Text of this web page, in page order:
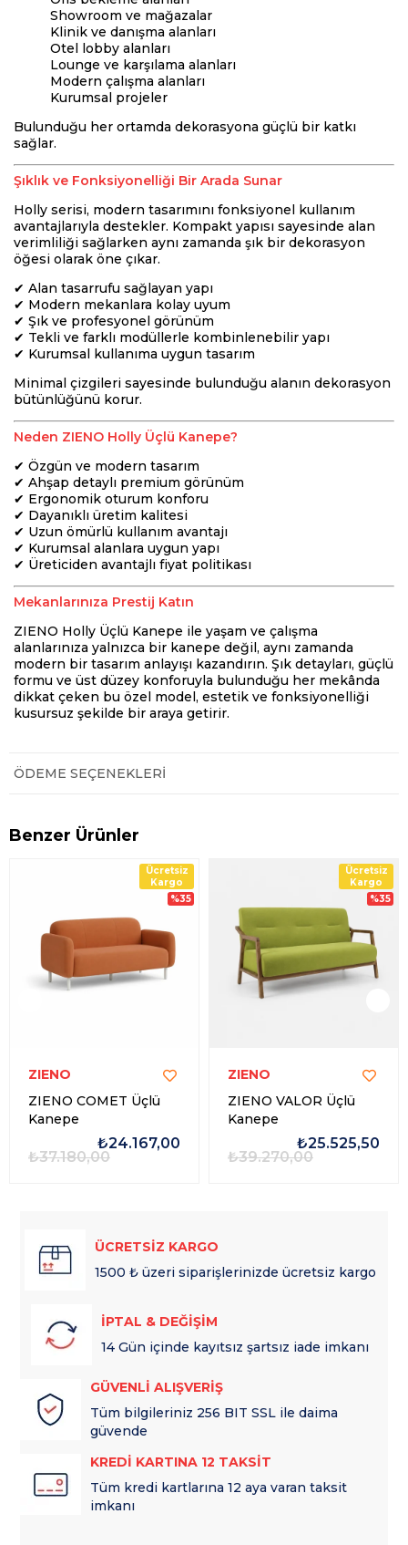
Showroom ve mağazalar
Klinik ve danışma alanları
Otel lobby alanları
Lounge ve karşılama alanları
Modern çalışma alanları
Kurumsal projeler
Bulunduğu her ortamda dekorasyona güçlü bir katkı
sağlar.
Şıklık ve Fonksiyonelliği Bir Arada Sunar
Holly serisi, modern tasarımını fonksiyonel kullanım
avantajlarıyla destekler. Kompakt yapısı sayesinde alan
verimliliği sağlarken aynı zamanda şık bir dekorasyon
öğesi olarak öne çıkar.
✔ Alan tasarrufu sağlayan yapı
✔ Modern mekanlara kolay uyum
✔ Şık ve profesyonel görünüm
✔ Tekli ve farklı modüllerle kombinlenebilir yapı
✔ Kurumsal kullanıma uygun tasarım
Minimal çizgileri sayesinde bulunduğu alanın dekorasyon
bütünlüğünü korur.
Neden ZIENO Holly Üçlü Kanepe?
✔ Özgün ve modern tasarım
✔ Ahşap detaylı premium görünüm
✔ Ergonomik oturum konforu
✔ Dayanıklı üretim kalitesi
✔ Uzun ömürlü kullanım avantajı
✔ Kurumsal alanlara uygun yapı
✔ Üreticiden avantajlı fiyat politikası
Mekanlarınıza Prestij Katın
ZIENO Holly Üçlü Kanepe ile yaşam ve çalışma
alanlarınıza yalnızca bir kanepe değil, aynı zamanda
modern bir tasarım anlayışı kazandırın. Şık detayları, güçlü
formu ve üst düzey konforuyla bulunduğu her mekânda
dikkat çeken bu özel model, estetik ve fonksiyonelliği
kusursuz şekilde bir araya getirir.
ÖDEME SEÇENEKLERI
Benzer Ürünler
ZIENO
ZIENO COMET Üçlü
Kanepe
₺24.167,00
₺37.180,00
Ücretsiz
Kargo
%35
ZIENO
ZIENO VALOR Üçlü
Kanepe
₺25.525,50
₺39.270,00
Ücretsiz
Kargo
%35
ÜCRETSİZ KARGO
1500 ₺ üzeri siparişlerinizde ücretsiz kargo
İPTAL & DEĞİŞİM
14 Gün içinde kayıtsız şartsız iade imkanı
GÜVENLİ ALIŞVERİŞ
Tüm bilgileriniz 256 BIT SSL ile daima
güvende
KREDİ KARTINA 12 TAKSİT
Tüm kredi kartlarına 12 aya varan taksit
imkanı